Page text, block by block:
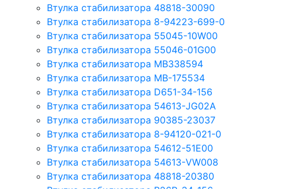
Втулка стабилизатора 48818-30090
Втулка стабилизатора 8-94223-699-0
Втулка стабилизатора 55045-10W00
Втулка стабилизатора 55046-01G00
Втулка стабилизатора MB338594
Втулка стабилизатора MB-175534
Втулка стабилизатора D651-34-156
Втулка стабилизатора 54613-JG02A
Втулка стабилизатора 90385-23037
Втулка стабилизатора 8-94120-021-0
Втулка стабилизатора 54612-51E00
Втулка стабилизатора 54613-VW008
Втулка стабилизатора 48818-20380